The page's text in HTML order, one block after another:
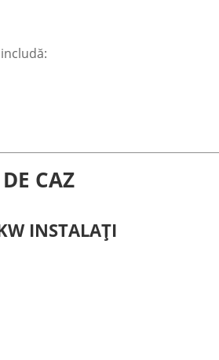
CAZ
INSTALAȚI